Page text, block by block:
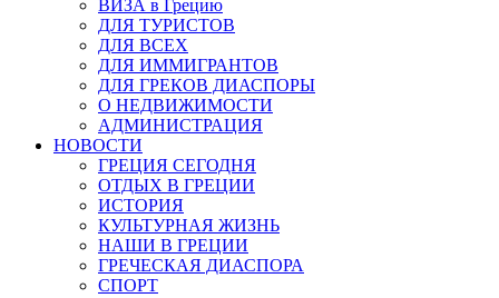
ВИЗА в Грецию
ДЛЯ ТУРИСТОВ
ДЛЯ ВСЕХ
ДЛЯ ИММИГРАНТОВ
ДЛЯ ГРЕКОВ ДИАСПОРЫ
О НЕДВИЖИМОСТИ
АДМИНИСТРАЦИЯ
НОВОСТИ
ГРЕЦИЯ СЕГОДНЯ
ОТДЫХ В ГРЕЦИИ
ИСТОРИЯ
КУЛЬТУРНАЯ ЖИЗНЬ
НАШИ В ГРЕЦИИ
ГРЕЧЕСКАЯ ДИАСПОРА
СПОРТ